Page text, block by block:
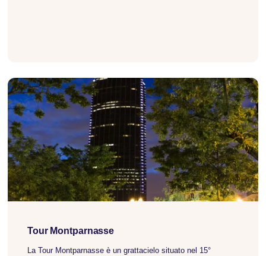
Tour Montparnasse
La Tour Montparnasse è un grattacielo situato nel 15°
Gestire le prenotazioni
Le nostre offerte